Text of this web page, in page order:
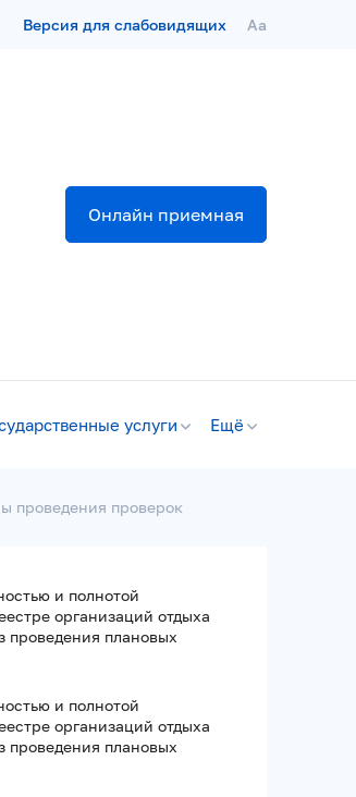
Версия для слабовидящих Aa
Онлайн приемная
услуги Ещё
проведения проверок
и полнотой
организаций отдыха
проведения плановых
и полнотой
организаций отдыха
проведения плановых